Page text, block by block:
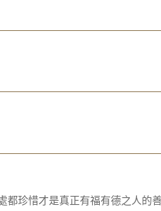
都珍惜才是真正有福有德之人的